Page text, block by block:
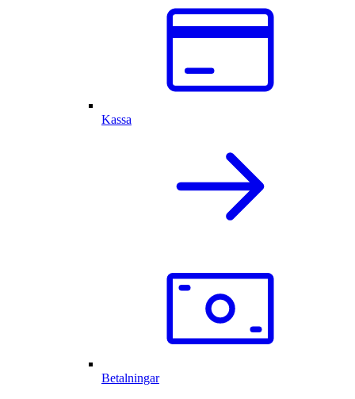
Kassa
Betalningar